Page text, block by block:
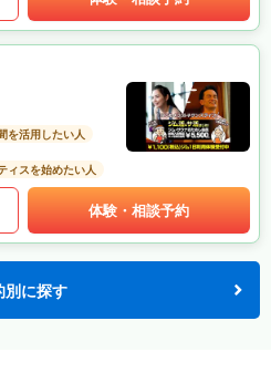
を活用したい人
ィスを始めたい人
体験・相談予約
別に探す